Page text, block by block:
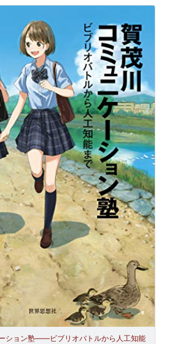
ション塾――ビブリオバトルから人工知能